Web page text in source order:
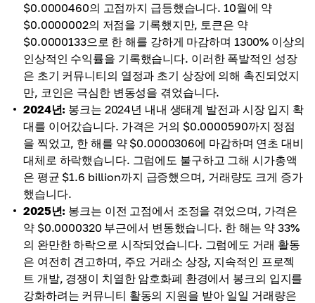
$0.0000460의 고점까지 급등했습니다. 10월에 약
$0.0000002의 저점을 기록했지만, 토큰은 약
$0.0000133으로 한 해를 강하게 마감하며 1300% 이상의
인상적인 수익률을 기록했습니다. 이러한 폭발적인 성장
은 초기 커뮤니티의 열정과 초기 상장에 의해 촉진되었지
만, 코인은 극심한 변동성을 겪었습니다.
2024년: 봉크는 2024년 내내 생태계 발전과 시장 입지 확
대를 이어갔습니다. 가격은 거의 $0.0000590까지 정점
을 찍었고, 한 해를 약 $0.0000306에 마감하며 연초 대비
대체로 하락했습니다. 그럼에도 불구하고 그해 시가총액
은 평균 $1.6 billion까지 급증했으며, 거래량도 크게 증가
했습니다.
2025년: 봉크는 이전 고점에서 조정을 겪었으며, 가격은
약 $0.0000320 부근에서 변동했습니다. 한 해는 약 33%
의 완만한 하락으로 시작되었습니다. 그럼에도 거래 활동
은 여전히 견고하며, 주요 거래소 상장, 지속적인 프로젝
트 개발, 경쟁이 치열한 암호화폐 환경에서 봉크의 입지를
강화하려는 커뮤니티 활동의 지원을 받아 일일 거래량은